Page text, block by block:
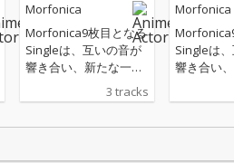
Morfonica
Morfonica9枚目となる
Singleは、互いの音が
響き合い、新たな一面
を描き出す一枚に仕上
がった。 表題曲「Res
3 tracks
Morfonica
Singleは
響き合い
を描き出
がった。 表題曲「Res